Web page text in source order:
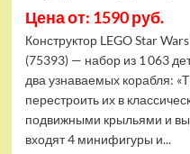
Цена от: 1590 руб.
Конструктор LEGO Star
(75393) — набор из 1 063
два узнаваемых корабля:
перестроить их в
подвижными крыльями и
входят 4 минифигуры и...